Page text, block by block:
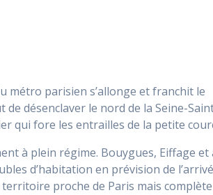
métro parisien s’allonge et franchit le
désenclaver le nord de la Seine-
qui fore les entrailles de la petite
à plein régime. Bouygues, Eiffage et
d’habitation en prévision de
proche de Paris mais